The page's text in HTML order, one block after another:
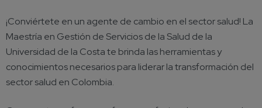
¡Conviértete en un agente de cambio en el sector salud! La
Maestría en Gestión de Servicios de la Salud de la
Universidad de la Costa te brinda las herramientas y
conocimientos necesarios para liderar la transformación del
sector salud en Colombia.